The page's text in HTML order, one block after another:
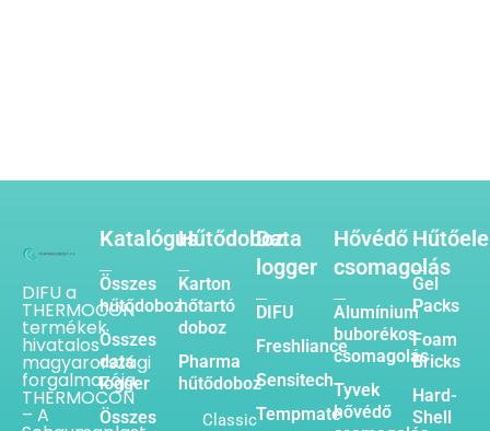
DIFU a
THERMOCON
termékek
hivatalos
magyarországi
forgalmazója.
THERMOCON
– A
Katalógus
Összes
hűtődoboz
Összes
data
logger
Összes
Hűtődoboz
Karton
hőtartó
doboz
Pharma
hűtődoboz
Classic
Data
logger
DIFU
Freshliance
Sensitech
Tempmate
Hővédő
csomagolás
Alumínium
buborékos
csomagolás
Tyvek
hővédő
Gel
Packs
Foam
Bricks
Hard-
Shell